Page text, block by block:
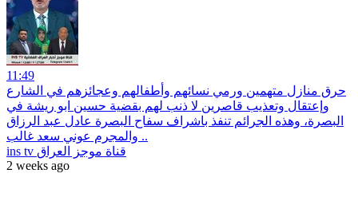
11:49
حرق منازل متهمين ورمي نسائهم وأطفالهم وعجائزهم في الشارع
وإعتقال وتعذيب قاصرين لا ذنب لهم بقضية حسين ابو ريشة في
البصرة، وهذه الجرائم تنفذ باشراف سفاح البصرة عادل عبد الرزاق
والمجرم عوني سعد غالب ..
ins tv قناة موجز العراق
2 weeks ago